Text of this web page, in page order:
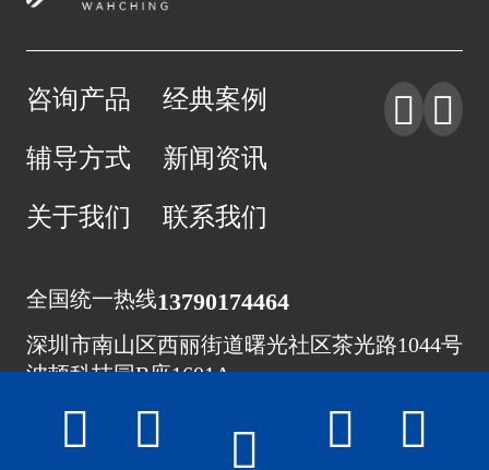
    
全国统一热线13790174464
深圳市南山区西丽街道曙光社区茶光路1044号
波顿科技园B座1601A
咨询产品 经典案例
辅导方式 新闻资讯
关于我们 联系我们
 
Copyright © 2020 深圳市华菁企业管理咨询有限公司
备案号：粤ICP备17022608号-1